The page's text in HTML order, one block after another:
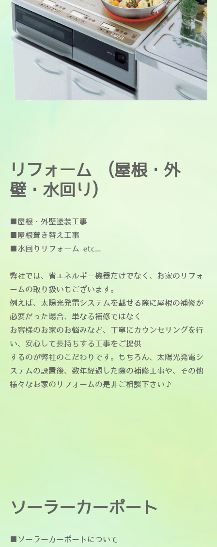
リフォーム (屋根・外
壁・水回り)
■屋根・外壁塗装工事
■屋根葺き替え工事
■水回りリフォーム etc...
弊社では、省エネルギー機器だけでなく、お家のリフォ
ームの取り扱いもございます。
例えば、太陽光発電システムを載せる際に屋根の補修が
必要だった場合、単なる補修ではなく
お客様のお家のお悩みなど、丁寧にカウンセリングを行
い、安心して長持ちする工事をご提供
するのが弊社のこだわりです。もちろん、太陽光発電シ
ステムの設置後、数年経過した際の補修工事や、その他
様々なお家のリフォームの是非ご相談下さい♪​​
ソーラーカーポート
​■ソーラーカーポートについて